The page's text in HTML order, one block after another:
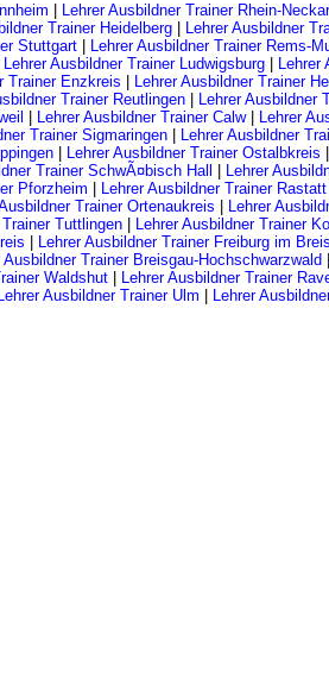
Lehrer Ausbildner Trainer Rhein-
Trainer Heidelberg
Lehrer Ausbildner
Stuttgart Lehrer Ausbildner Trainer Rems-
Lehrer Ausbildner Trainer Ludwigsburg
Lehrer
Trainer Enzkreis Lehrer Ausbildner Trainer
Trainer Reutlingen Lehrer Ausbildner
Lehrer Ausbildner Trainer Calw|
Lehrer
Trainer Sigmaringen Lehrer Ausbildner
Lehrer Ausbildner Trainer Ostalbkreis
Trainer SchwÃ¤bisch Hall
Lehrer
Pforzheim Lehrer Ausbildner Trainer Rastatt
Trainer Ortenaukreis
Lehrer
Tuttlingen Lehrer Ausbildner Trainer
Lehrer Ausbildner Trainer Freiburg im
Ausbildner Trainer Breisgau-Hochschwarzwald
Waldshut Lehrer Ausbildner Trainer
Lehrer Ausbildner Trainer Ulm Lehrer